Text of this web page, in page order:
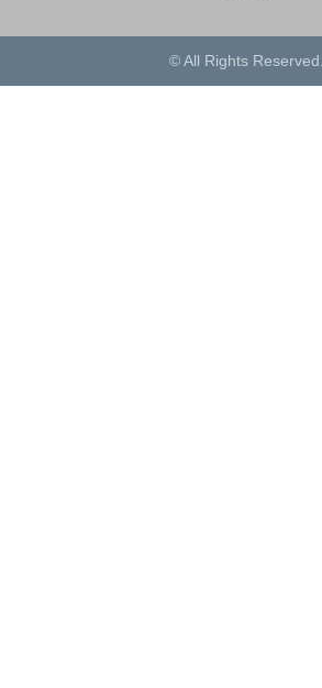
© All Rights Reserved.